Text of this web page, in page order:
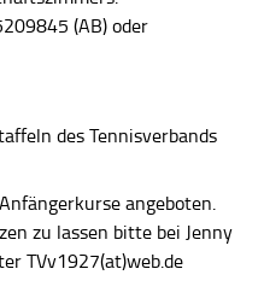
(AB) oder
des Tennisverbands
angeboten.
zu lassen bitte bei Jenny
TVv1927(at)web.de